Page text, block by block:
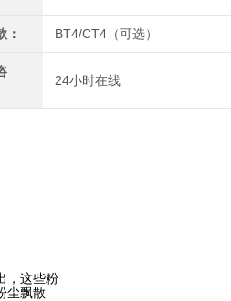
： BT4/CT4（可选）
24小时在线
，这些粉
尘飘散